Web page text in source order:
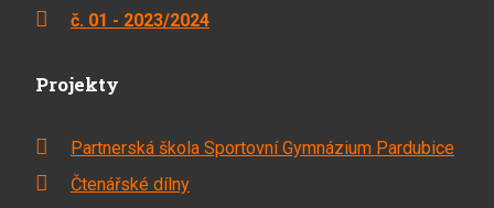
č. 01 - 2023/2024
Projekty
Partnerská škola Sportovní Gymnázium Pardubice
Čtenářské dílny